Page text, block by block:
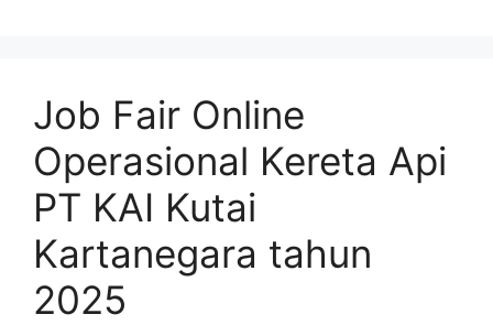
Job Fair Online
Operasional Kereta Api
PT KAI Kutai
Kartanegara tahun
2025